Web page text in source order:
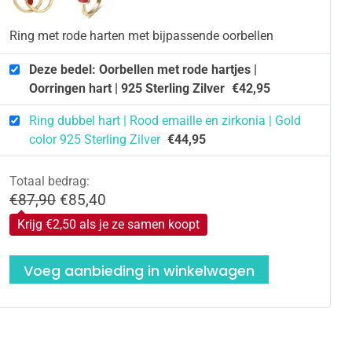
Ring met rode harten met bijpassende oorbellen
Deze bedel: Oorbellen met rode hartjes |
Oorringen hart | 925 Sterling Zilver €42,95
Ring dubbel hart | Rood emaille en zirkonia | Gold
color 925 Sterling Zilver €44,95
Totaal bedrag:
€87,90 Oorspronkelijke
prijs
was:
€87,90.
€85,40
prijs
is:
€85,40.
Krijg €2,50 als je ze samen koopt
Voeg aanbieding in winkelwagen